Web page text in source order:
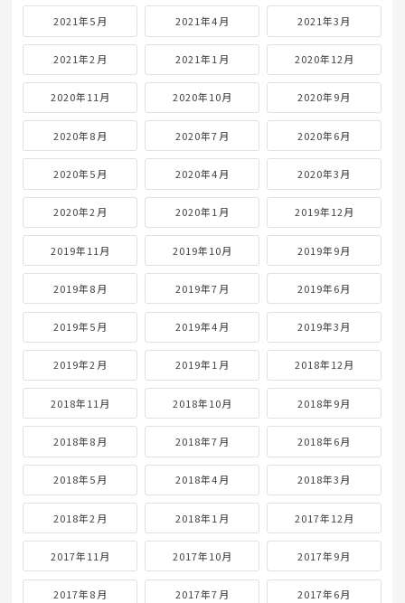
2021年5月 2021年4月 2021年3月
2021年2月 2021年1月 2020年12月
2020年11月 2020年10月 2020年9月
2020年8月 2020年7月 2020年6月
2020年5月 2020年4月 2020年3月
2020年2月 2020年1月 2019年12月
2019年11月 2019年10月 2019年9月
2019年8月 2019年7月 2019年6月
2019年5月 2019年4月 2019年3月
2019年2月 2019年1月 2018年12月
2018年11月 2018年10月 2018年9月
2018年8月 2018年7月 2018年6月
2018年5月 2018年4月 2018年3月
2018年2月 2018年1月 2017年12月
2017年11月 2017年10月 2017年9月
2017年8月 2017年7月 2017年6月